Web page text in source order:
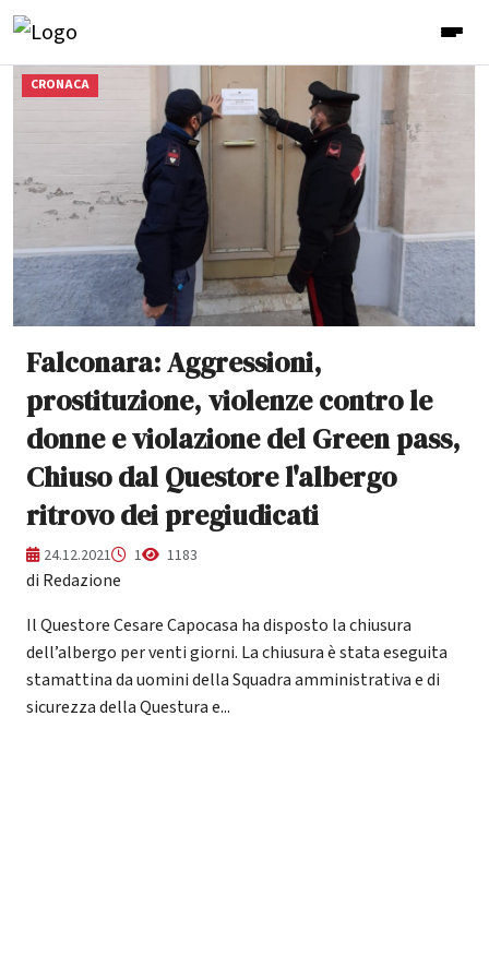
CRONACA
Falconara: Aggressioni,
prostituzione, violenze contro le
donne e violazione del Green pass,
Chiuso dal Questore l'albergo
ritrovo dei pregiudicati
24.12.2021 1 1183
di Redazione
Il Questore Cesare Capocasa ha disposto la chiusura
dell’albergo per venti giorni. La chiusura è stata eseguita
stamattina da uomini della Squadra amministrativa e di
sicurezza della Questura e...